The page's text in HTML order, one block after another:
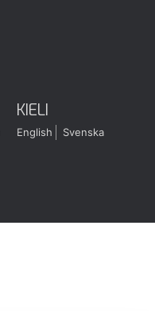
KIELI
English Svenska